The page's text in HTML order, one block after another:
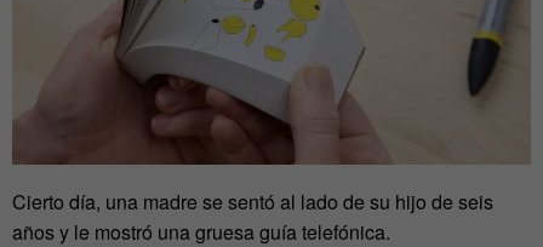
Cierto día, una madre se sentó al lado de su hijo de seis
años y le mostró una gruesa guía telefónica.